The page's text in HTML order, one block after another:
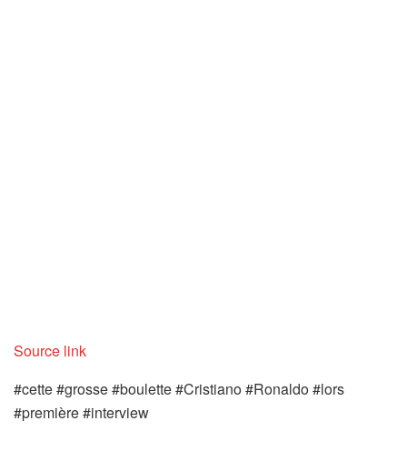
Source link
#cette #grosse #boulette #Cristiano #Ronaldo #lors
#première #interview